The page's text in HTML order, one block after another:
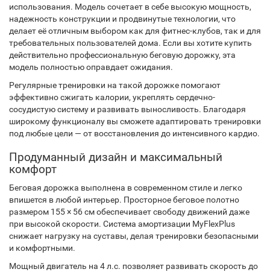
использования. Модель сочетает в себе высокую мощность,
надежность конструкции и продвинутые технологии, что
делает её отличным выбором как для фитнес-клубов, так и для
требовательных пользователей дома. Если вы хотите купить
действительно профессиональную беговую дорожку, эта
модель полностью оправдает ожидания.
Регулярные тренировки на такой дорожке помогают
эффективно сжигать калории, укреплять сердечно-
сосудистую систему и развивать выносливость. Благодаря
широкому функционалу вы сможете адаптировать тренировки
под любые цели — от восстановления до интенсивного кардио.
Продуманный дизайн и максимальный
комфорт
Беговая дорожка выполнена в современном стиле и легко
впишется в любой интерьер. Просторное беговое полотно
размером 155 × 56 см обеспечивает свободу движений даже
при высокой скорости. Система амортизации MyFlexPlus
снижает нагрузку на суставы, делая тренировки безопасными
и комфортными.
Мощный двигатель на 4 л.с. позволяет развивать скорость до